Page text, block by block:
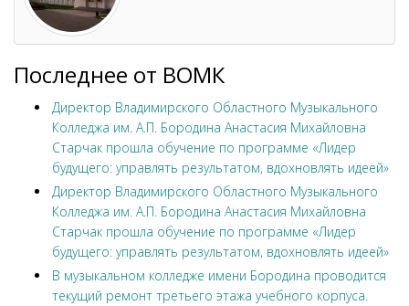
Последнее от ВОМК
Директор Владимирского Областного Музыкального
Колледжа им. А.П. Бородина Анастасия Михайловна
Старчак прошла обучение по программе «Лидер
будущего: управлять результатом, вдохновлять идеей»
Директор Владимирского Областного Музыкального
Колледжа им. А.П. Бородина Анастасия Михайловна
Старчак прошла обучение по программе «Лидер
будущего: управлять результатом, вдохновлять идеей»
В музыкальном колледже имени Бородина проводится
текущий ремонт третьего этажа учебного корпуса.